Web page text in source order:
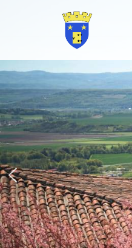
contenu